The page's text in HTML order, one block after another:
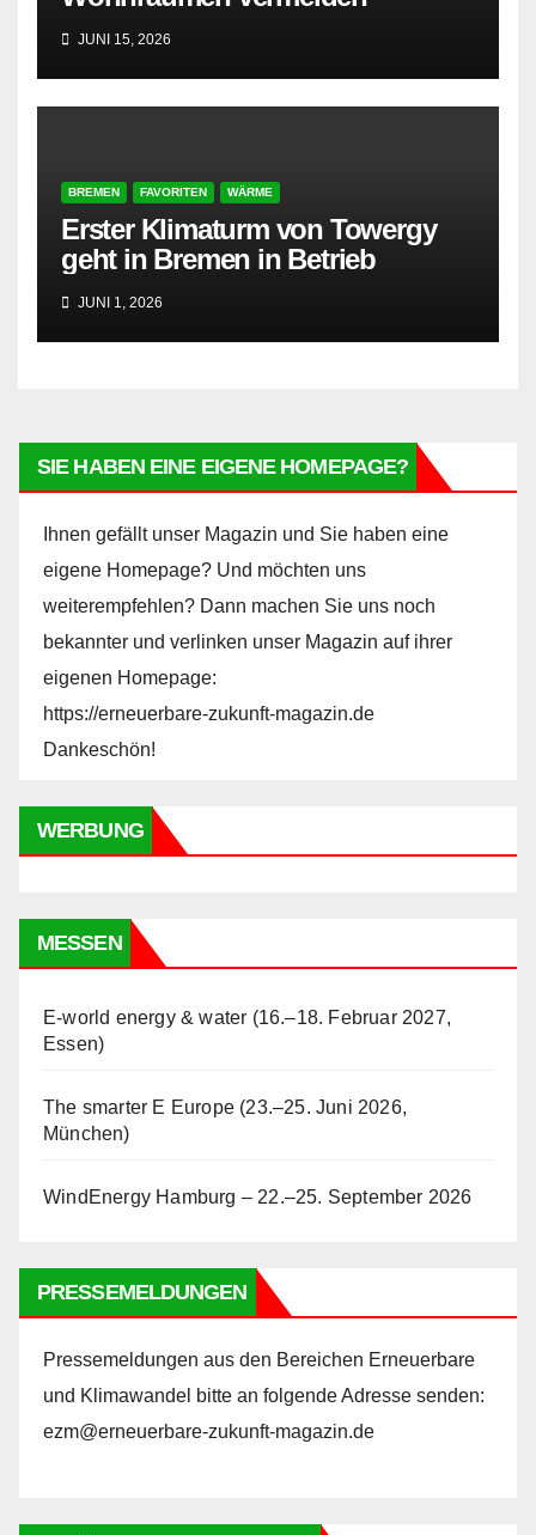
JUNI 15, 2026
BREMEN FAVORITEN WÄRME
Erster Klimaturm von Towergy
geht in Bremen in Betrieb
JUNI 1, 2026
SIE HABEN EINE EIGENE HOMEPAGE?
Ihnen gefällt unser Magazin und Sie haben eine
eigene Homepage? Und möchten uns
weiterempfehlen? Dann machen Sie uns noch
bekannter und verlinken unser Magazin auf ihrer
eigenen Homepage:
https://erneuerbare-zukunft-magazin.de
Dankeschön!
WERBUNG
MESSEN
E-world energy & water (16.–18. Februar 2027,
Essen)
The smarter E Europe (23.–25. Juni 2026,
München)
WindEnergy Hamburg – 22.–25. September 2026
PRESSEMELDUNGEN
Pressemeldungen aus den Bereichen Erneuerbare
und Klimawandel bitte an folgende Adresse senden:
ezm@erneuerbare-zukunft-magazin.de